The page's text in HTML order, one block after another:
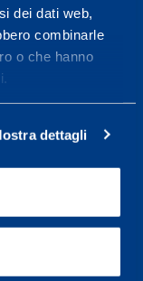
dei dati web,
combinarle
o che hanno
dettagli